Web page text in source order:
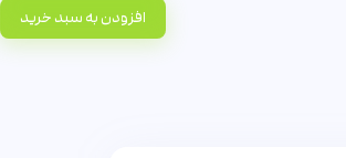
افزودن به سبد خرید